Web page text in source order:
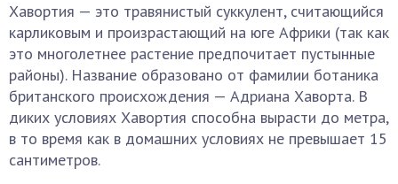
Хавортия — это травянистый суккулент, считающийся
карликовым и произрастающий на юге Африки (так как
это многолетнее растение предпочитает пустынные
районы). Название образовано от фамилии ботаника
британского происхождения — Адриана Хаворта. В
диких условиях Хавортия способна вырасти до метра,
в то время как в домашних условиях не превышает 15
сантиметров.